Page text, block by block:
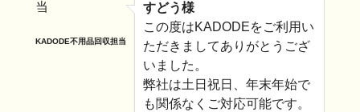
KADODE不用品回収担当
すどう様
この度はKADODEをご利用い
ただきましてありがとうござ
いました。
弊社は土日祝日、年末年始で
も関係なくご対応可能です。